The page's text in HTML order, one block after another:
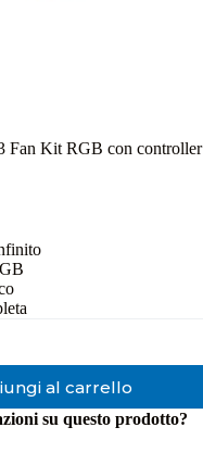
Fan Kit RGB con controller
al carrello
su questo prodotto?